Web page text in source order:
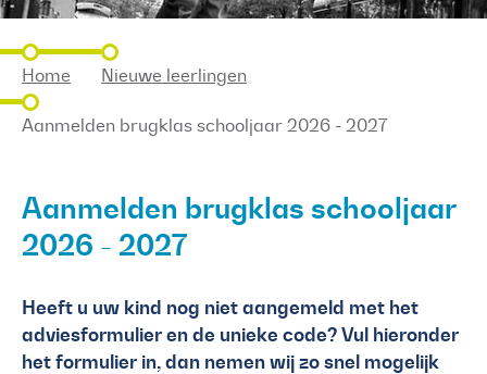
Home Nieuwe leerlingen
Aanmelden brugklas schooljaar 2026 - 2027
Aanmelden brugklas schooljaar
2026 - 2027
Heeft u uw kind nog niet aangemeld met het
adviesformulier en de unieke code? Vul hieronder
het formulier in, dan nemen wij zo snel mogelijk